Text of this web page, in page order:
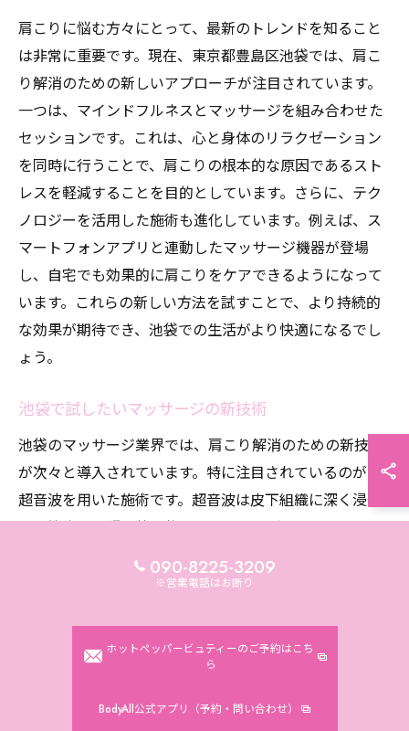
肩こりに悩む方々にとって、最新のトレンドを知ること
は非常に重要です。現在、東京都豊島区池袋では、肩こ
り解消のための新しいアプローチが注目されています。
一つは、マインドフルネスとマッサージを組み合わせた
セッションです。これは、心と身体のリラクゼーション
を同時に行うことで、肩こりの根本的な原因であるスト
レスを軽減することを目的としています。さらに、テク
ノロジーを活用した施術も進化しています。例えば、ス
マートフォンアプリと連動したマッサージ機器が登場
し、自宅でも効果的に肩こりをケアできるようになって
います。これらの新しい方法を試すことで、より持続的
な効果が期待でき、池袋での生活がより快適になるでし
ょう。
池袋で試したいマッサージの新技術
池袋のマッサージ業界では、肩こり解消のための新技術
が次々と導入されています。特に注目されているのが、
超音波を用いた施術です。超音波は皮下組織に深く浸透
し、筋肉の緊張を効果的にほぐすことができます。さら
筋膜と呼ばれる筋肉を覆う膜を解放し、可動域を広げる
こりに悩む方にとって非常に魅力的な選択肢となってい
し、池袋での健康的な生活を実現しましょう。
090-8225-3209
※営業電話はお断り
ホットペッパービュティーのご予約はこち
ら
BodyAll公式アプリ（予約・問い合わせ）